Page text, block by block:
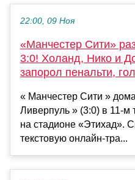
22:00, 09 Ноя
«Манчестер Сити»
3:0! Холанд, Нико и
запорол пенальти,
« Манчестер Сити »
Ливерпуль » (3:0) в 11-
на стадионе «Этихад».
текстовую онлайн-тра...